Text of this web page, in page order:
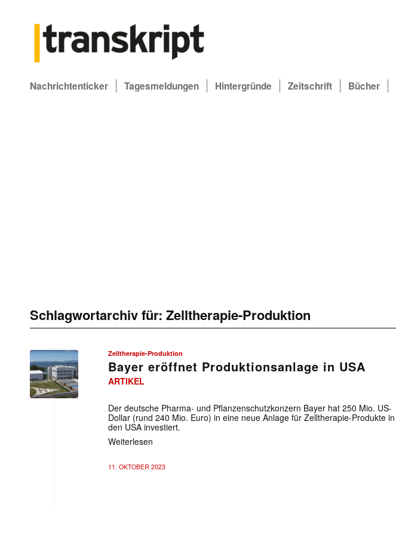
Nachrichtenticker Tagesmeldungen Hintergründe Zeitschrift Bücher
Schlagwortarchiv für: Zelltherapie-Produktion
Zelltherapie-Produktion
Bayer eröffnet Produktionsanlage in USA
ARTIKEL
Der deutsche Pharma- und Pflanzenschutzkonzern Bayer hat 250 Mio. US-
Dollar (rund 240 Mio. Euro) in eine neue Anlage für Zelltherapie-Produkte in
den USA investiert.
Weiterlesen
11. OKTOBER 2023